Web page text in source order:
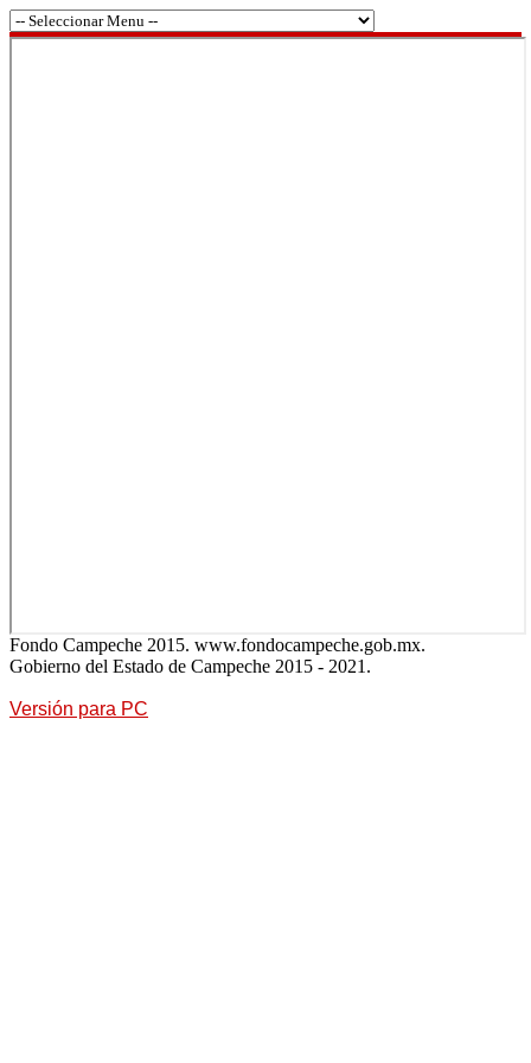
Fondo Campeche 2015. www.fondocampeche.gob.mx.
Gobierno del Estado de Campeche 2015 - 2021.
Versión para PC